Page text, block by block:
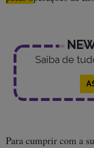
Saiba de
Para cumprir com a